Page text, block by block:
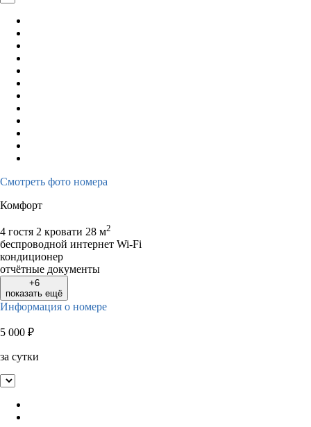
Смотреть фото номера
Комфорт
4 гостя 2 кровати 28 м2
беспроводной интернет Wi-Fi
кондиционер
отчётные документы
+6
показать ещё
Информация о номере
5 000 ₽
за сутки